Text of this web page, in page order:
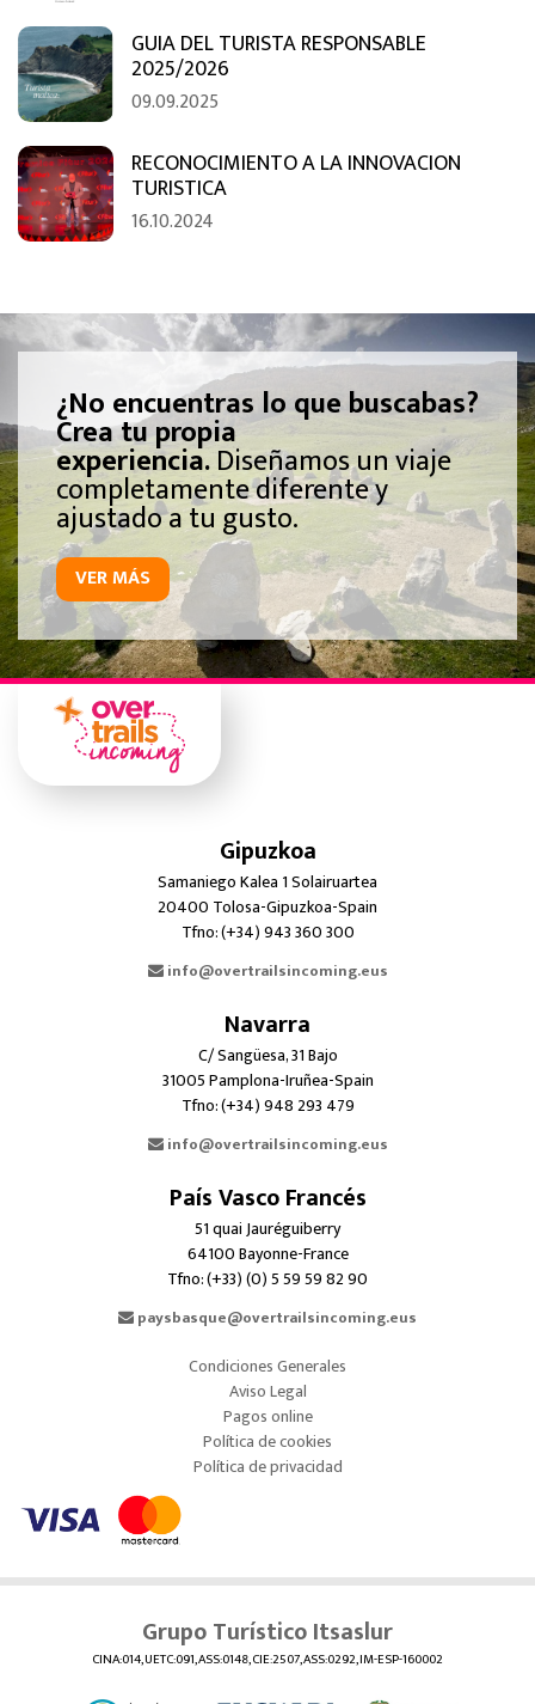
GUIA DEL TURISTA RESPONSABLE
2025/2026
09.09.2025
RECONOCIMIENTO A LA INNOVACION
TURISTICA
16.10.2024
¿No encuentras lo que buscabas?
Crea tu propia
experiencia.Diseñamos un viaje
completamente diferente y
ajustado a tu gusto.
VER MÁS
Gipuzkoa
Samaniego Kalea 1 Solairuartea
20400 Tolosa-Gipuzkoa-Spain
Tfno: (+34) 943 360 300
info@overtrailsincoming.eus
Navarra
C/ Sangüesa, 31 Bajo
31005 Pamplona-Iruñea-Spain
Tfno: (+34) 948 293 479
info@overtrailsincoming.eus
País Vasco Francés
51 quai Jauréguiberry
64100 Bayonne-France
Tfno: (+33) (0) 5 59 59 82 90
paysbasque@overtrailsincoming.eus
Condiciones Generales
Aviso Legal
Pagos online
Política de cookies
Política de privacidad
Grupo Turístico Itsaslur
CINA:014, UETC:091, ASS:0148, CIE:2507, ASS:0292, IM-ESP-160002